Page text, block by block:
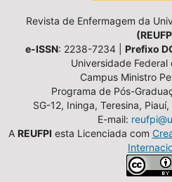
Revista de Enfermagem da
e-ISSN: 2238-7234 | Prefixo
Universidade
Campus Ministro
Programa de Pós-
SG-12, Ininga, Teresina,
E-mail:
A REUFPI esta Licenciada com